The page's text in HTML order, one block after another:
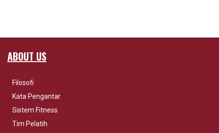
ABOUT US
Filosofi
Kata Pengantar
Sistem Fitness
Tim Pelatih